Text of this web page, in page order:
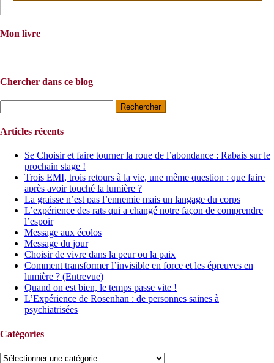
Mon livre
Chercher dans ce blog
Articles récents
Se Choisir et faire tourner la roue de l’abondance : Rabais sur le
prochain stage !
Trois EMI, trois retours à la vie, une même question : que faire
après avoir touché la lumière ?
La graisse n’est pas l’ennemie mais un langage du corps
L’expérience des rats qui a changé notre façon de comprendre
l’espoir
Message aux écolos
Message du jour
Choisir de vivre dans la peur ou la paix
Comment transformer l’invisible en force et les épreuves en
lumière ? (Entrevue)
Quand on est bien, le temps passe vite !
L’Expérience de Rosenhan : de personnes saines à
psychiatrisées
Catégories
Catégories